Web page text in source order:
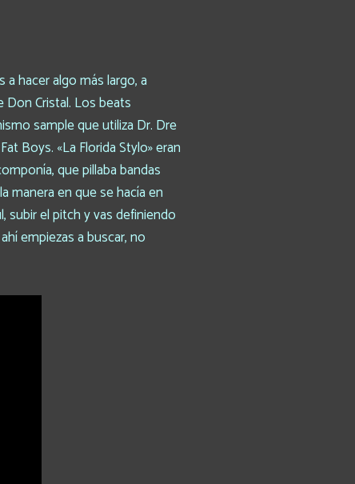
hacer algo más largo, a
Don Cristal. Los beats
sample que utiliza Dr. Dre
Boys. «La Florida Stylo» eran
que pillaba bandas
manera en que se hacía en
subir el pitch y vas definiendo
empiezas a buscar, no